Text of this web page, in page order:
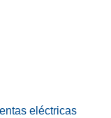
eléctricas